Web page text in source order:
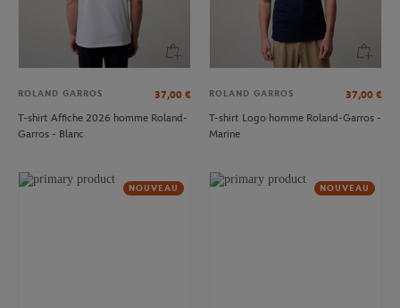
ROLAND GARROS 37,00 €
T-shirt Affiche 2026 homme Roland-
Garros - Blanc
ROLAND GARROS 37,00 €
T-shirt Logo homme Roland-Garros -
Marine
NOUVEAU NOUVEAU